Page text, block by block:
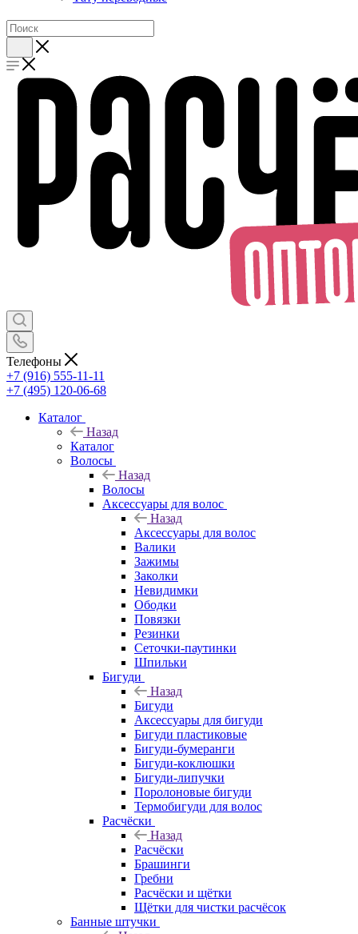
Телефоны
+7 (916) 555-11-11
+7 (495) 120-06-68
Каталог
Назад
Каталог
Волосы
Назад
Волосы
Аксессуары для волос
Назад
Аксессуары для волос
Валики
Зажимы
Заколки
Невидимки
Ободки
Повязки
Резинки
Сеточки-паутинки
Шпильки
Бигуди
Назад
Бигуди
Аксессуары для бигуди
Бигуди пластиковые
Бигуди-бумеранги
Бигуди-коклюшки
Бигуди-липучки
Поролоновые бигуди
Термобигуди для волос
Расчёски
Назад
Расчёски
Брашинги
Гребни
Расчёски и щётки
Щётки для чистки расчёсок
Банные штучки